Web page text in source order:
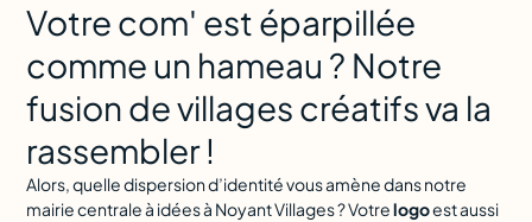
Votre com' est éparpillée
comme un hameau ? Notre
fusion de villages créatifs va la
rassembler !
Alors, quelle dispersion d’identité vous amène dans notre
mairie centrale à idées à Noyant Villages ? Votrelogoest aussi